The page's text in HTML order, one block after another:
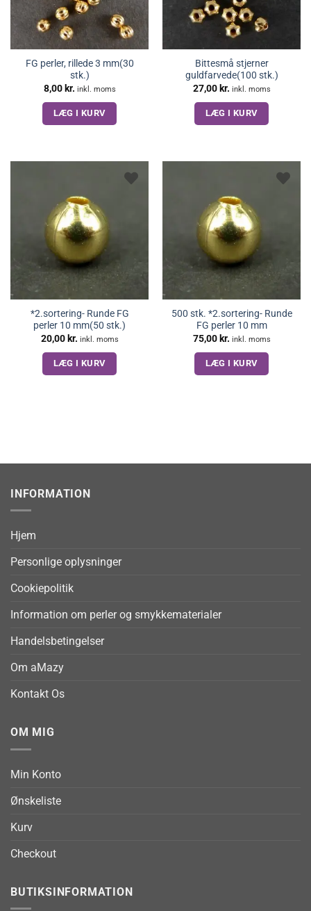
FG perler, rillede 3 mm(30
stk.)
8,00 kr. inkl. moms
LÆG I KURV
Bittesmå stjerner
guldfarvede(100 stk.)
27,00 kr. inkl. moms
LÆG I KURV
*2.sortering- Runde FG
perler 10 mm(50 stk.)
20,00 kr. inkl. moms
LÆG I KURV
500 stk. *2.sortering- Runde
FG perler 10 mm
75,00 kr. inkl. moms
LÆG I KURV
INFORMATION
Hjem
Personlige oplysninger
Cookiepolitik
Information om perler og smykkematerialer
Handelsbetingelser
Om aMazy
Kontakt Os
OM MIG
Min Konto
Ønskeliste
Kurv
Checkout
BUTIKSINFORMATION